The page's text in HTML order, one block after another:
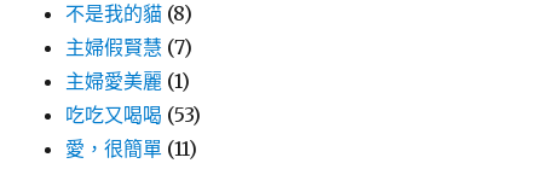
不是我的貓 (8)
主婦假賢慧 (7)
主婦愛美麗 (1)
吃吃又喝喝 (53)
愛，很簡單 (11)